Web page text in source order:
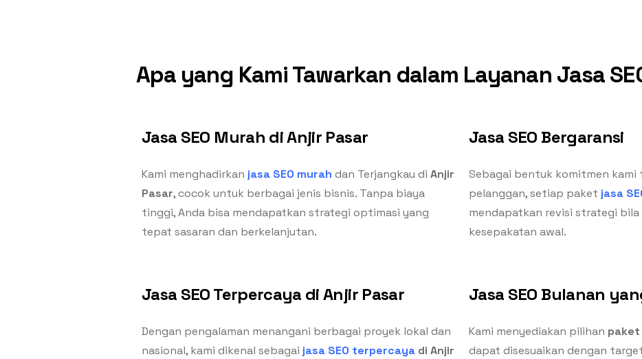
Apa yang Kami Tawarkan dalam Layanan Jasa
Jasa SEO Murah di Anjir Pasar
Kami menghadirkan jasa SEO murah dan Terjangkau di Anjir
Pasar, cocok untuk berbagai jenis bisnis. Tanpa biaya
tinggi, Anda bisa mendapatkan strategi optimasi yang
tepat sasaran dan berkelanjutan.
Jasa SEO Bergaransi
Sebagai bentuk komitmen kami
pelanggan, setiap paket jasa
mendapatkan revisi strategi bila
kesepakatan awal.
Jasa SEO Terpercaya di Anjir Pasar
Dengan pengalaman menangani berbagai proyek lokal dan
nasional, kami dikenal sebagai jasa SEO terpercaya di Anjir
Jasa SEO Bulanan
Kami menyediakan pilihan paket
dapat disesuaikan dengan